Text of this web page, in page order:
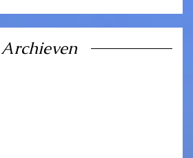
Archieven